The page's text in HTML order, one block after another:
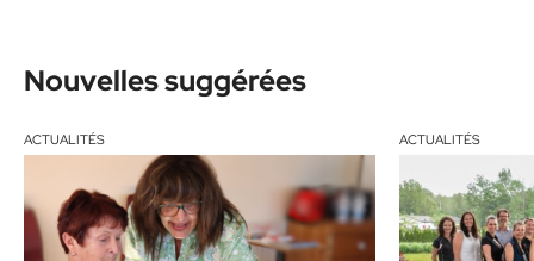
Nouvelles suggérées
ACTUALITÉS ACTUALITÉS